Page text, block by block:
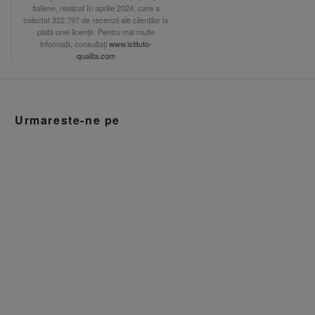
italiene, realizat în aprilie 2024, care a
colectat 322.797 de recenzii ale clienților la
plata unei licențe. Pentru mai multe
informații, consultațiwww.istituto-
qualita.com
Urmareste-ne pe